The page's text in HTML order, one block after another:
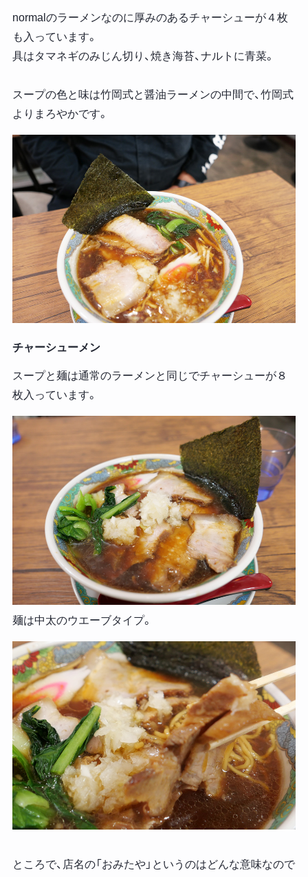
normalのラーメンなのに厚みのあるチャーシューが４枚
も入っています。
具はタマネギのみじん切り、焼き海苔、ナルトに青菜。
スープの色と味は竹岡式と醤油ラーメンの中間で、竹岡式
よりまろやかです。
チャーシューメン
スープと麺は通常のラーメンと同じでチャーシューが８
枚入っています。
麺は中太のウエーブタイプ。
ところで、店名の「おみたや」というのはどんな意味なので